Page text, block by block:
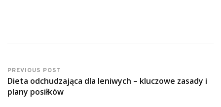
PREVIOUS POST
Dieta odchudzająca dla leniwych – kluczowe zasady i
plany posiłków